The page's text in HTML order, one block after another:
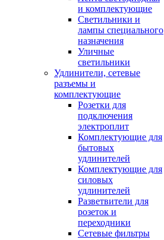
и комплектующие
Светильники и
лампы специального
назначения
Уличные
светильники
Удлинители, сетевые
разъемы и
комплектующие
Розетки для
подключения
электроплит
Комплектующие для
бытовых
удлинителей
Комплектующие для
силовых
удлинителей
Разветвители для
розеток и
переходники
Сетевые фильтры